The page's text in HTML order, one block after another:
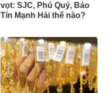
vọt: SJC, Phú Quý, Bảo
Tín Mạnh Hải thế nào?